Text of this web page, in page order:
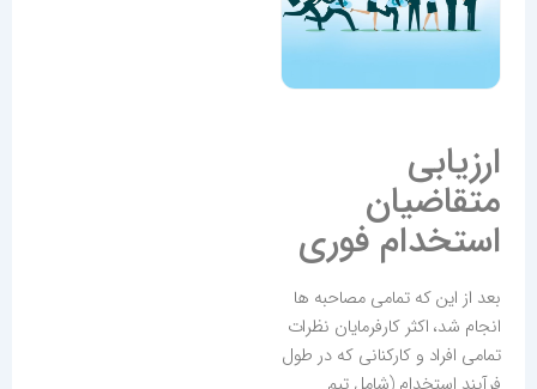
ارزیابی
متقاضیان
استخدام فوری
بعد از این که تمامی مصاحبه ها
انجام شد، اکثر کارفرمایان نظرات
تمامی افراد و کارکنانی که در طول